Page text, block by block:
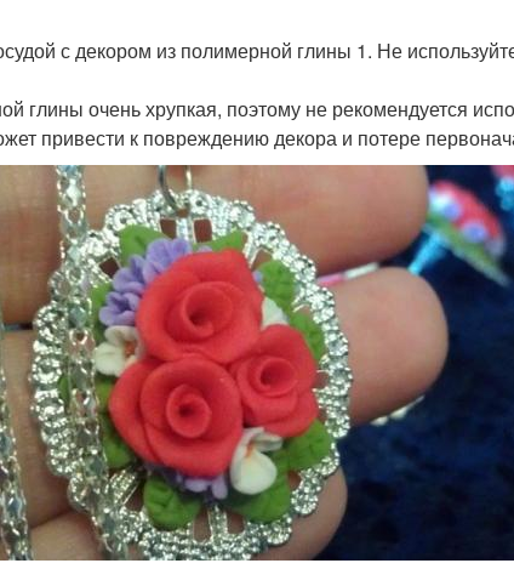
с декором из полимерной глины 1. Не
глины очень хрупкая, поэтому не рекомендуется
привести к повреждению декора и потере